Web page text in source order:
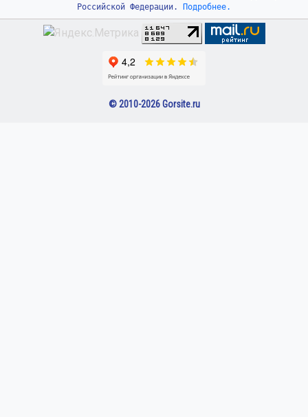
Российской Федерации.
Подробнее.
© 2010-2026 Gorsite.ru